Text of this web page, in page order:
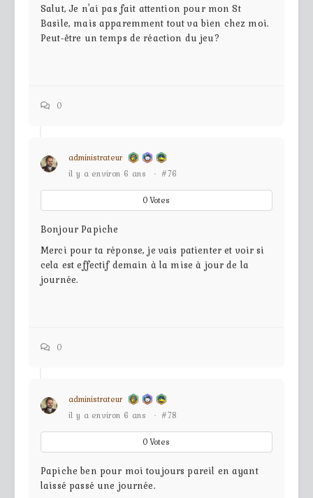
Salut, Je n'ai pas fait attention pour mon St
Basile, mais apparemment tout va bien chez moi.
Peut-être un temps de réaction du jeu?
0
administrateur
il y a environ 6 ans
· #76
0Votes
Bonjour Papiche
Merci pour ta réponse, je vais patienter et voir si
cela est effectif demain à la mise à jour de la
journée.
0
administrateur
il y a environ 6 ans
· #78
0Votes
Papiche ben pour moi toujours pareil en ayant
laissé passé une journée.